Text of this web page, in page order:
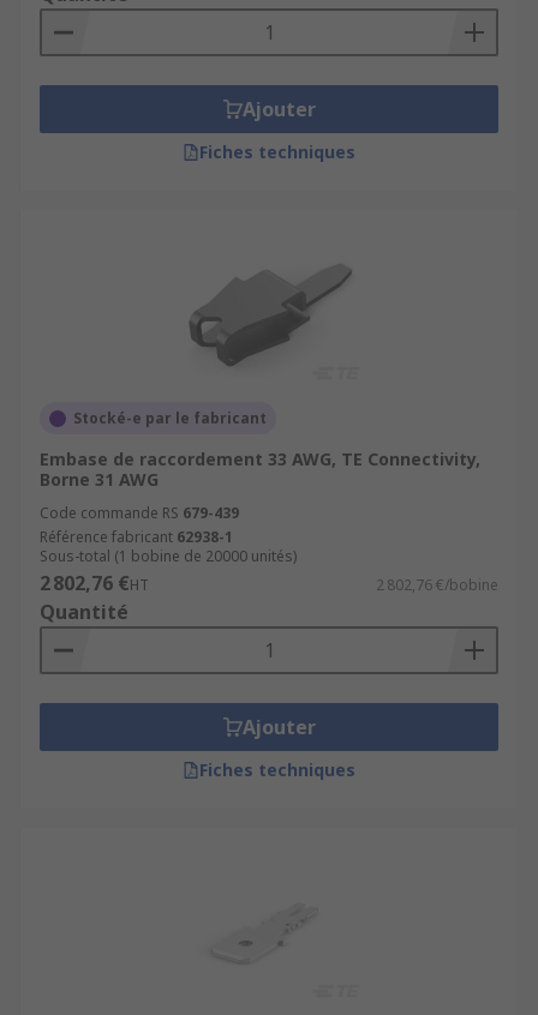
Ajouter
Fiches techniques
Stocké-e par le fabricant
Embase de raccordement 33 AWG, TE Connectivity,
Borne 31 AWG
Code commande RS 679-439
Référence fabricant 62938-1
Sous-total (1 bobine de 20000 unités)
2 802,76 €HT 2 802,76 €/bobine
Quantité
Ajouter
Fiches techniques